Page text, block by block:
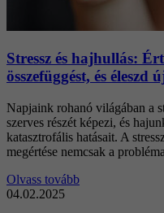
Stressz és hajhullás:
összefüggést, és éleszd
Napjaink rohanó világában a
szerves részét képezi, és
katasztrofális hatásait. A
megértése nemcsak a
Olvass tovább
04.02.2025